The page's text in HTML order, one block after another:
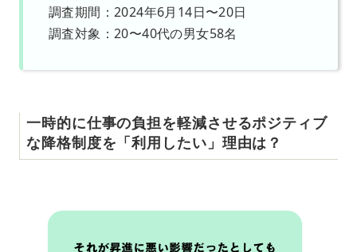
調査期間：2024年6月14日〜20日
調査対象：20〜40代の男女58名
一時的に仕事の負担を軽減させるポジティブ
な降格制度を「利用したい」理由は？